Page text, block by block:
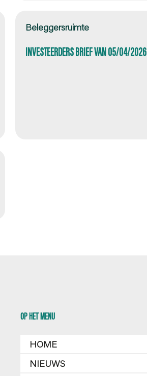
Beleggersruimte
INVESTEERDERS BRIEF VAN 05/04/2026
OP HET MENU
HOME
NIEUWS